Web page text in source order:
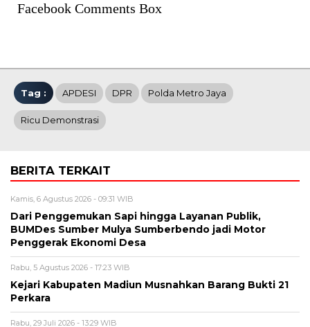
Facebook Comments Box
Tag : APDESI DPR Polda Metro Jaya
Ricu Demonstrasi
BERITA TERKAIT
Kamis, 6 Agustus 2026 - 09:31 WIB
Dari Penggemukan Sapi hingga Layanan Publik,
BUMDes Sumber Mulya Sumberbendo jadi Motor
Penggerak Ekonomi Desa
Rabu, 5 Agustus 2026 - 17:23 WIB
Kejari Kabupaten Madiun Musnahkan Barang Bukti 21
Perkara
Rabu, 29 Juli 2026 - 13:29 WIB